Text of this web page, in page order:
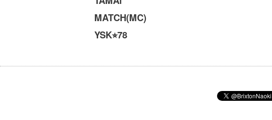
MATCH(MC)
YSK⭐︎78